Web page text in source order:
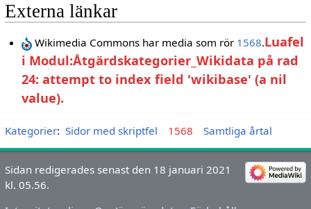
Externa länkar
Wikimedia Commons har media som rör 1568.Luafel
i Modul:Åtgärdskategorier_Wikidata på rad
24: attempt to index field 'wikibase' (a nil
value).
Kategorier: Sidor med skriptfel 1568 Samtliga årtal
Sidan redigerades senast den 18 januari 2021
kl. 05.56.